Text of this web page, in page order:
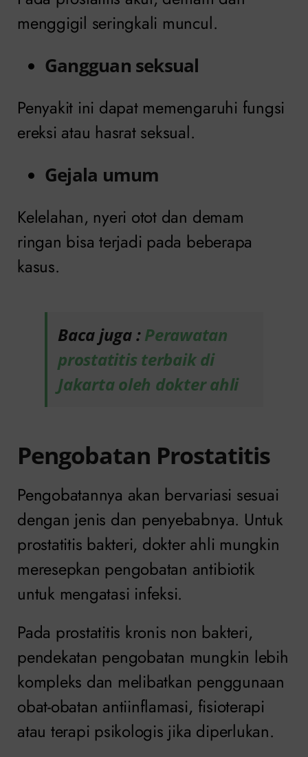
menggigil seringkali muncul.
Gangguan seksual
Penyakit ini dapat memengaruhi fungsi
ereksi atau hasrat seksual.
Gejala umum
Kelelahan, nyeri otot dan demam
ringan bisa terjadi pada beberapa
kasus.
Baca juga :Perawatan
prostatitis terbaik di
Jakarta oleh dokter ahli
Pengobatan Prostatitis
Pengobatannya akan bervariasi sesuai
dengan jenis dan penyebabnya. Untuk
prostatitis bakteri, dokter ahli mungkin
meresepkan pengobatan antibiotik
untuk mengatasi infeksi.
Pada prostatitis kronis non bakteri,
pendekatan pengobatan mungkin lebih
kompleks dan melibatkan penggunaan
obat-obatan antiinflamasi, fisioterapi
atau terapi psikologis jika diperlukan.